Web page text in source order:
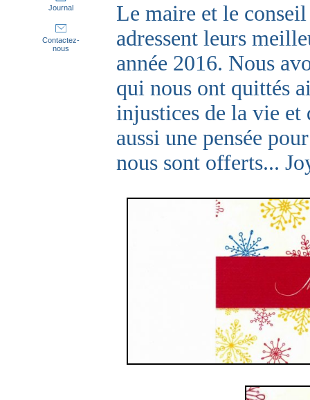
Journal
Contactez-
nous
Le maire et le
adressent leurs
année 2016. Nous
qui nous ont quittés
injustices de la vie
aussi une pensée
nous sont offerts...